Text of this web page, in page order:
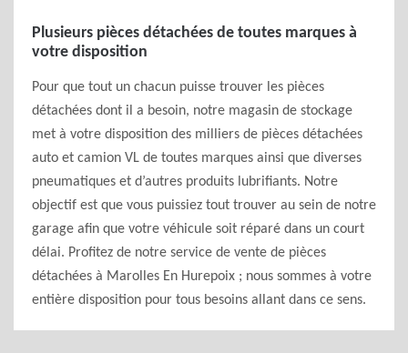
Plusieurs pièces détachées de toutes marques à
votre disposition
Pour que tout un chacun puisse trouver les pièces
détachées dont il a besoin, notre magasin de stockage
met à votre disposition des milliers de pièces détachées
auto et camion VL de toutes marques ainsi que diverses
pneumatiques et d’autres produits lubrifiants. Notre
objectif est que vous puissiez tout trouver au sein de notre
garage afin que votre véhicule soit réparé dans un court
délai. Profitez de notre service de vente de pièces
détachées à Marolles En Hurepoix ; nous sommes à votre
entière disposition pour tous besoins allant dans ce sens.